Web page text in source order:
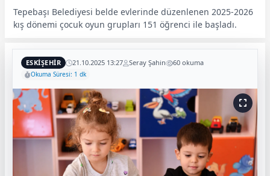
Tepebaşı Belediyesi belde evlerinde düzenlenen 2025-2026
kış dönemi çocuk oyun grupları 151 öğrenci ile başladı.
ESKIŞEHIR 21.10.2025 13:27 Seray Şahin 60 okuma
Okuma Süresi: 1 dk